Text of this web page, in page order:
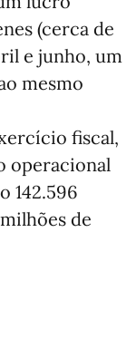
(cerca de
e junho, um
mesmo
fiscal,
operacional
142.596
de